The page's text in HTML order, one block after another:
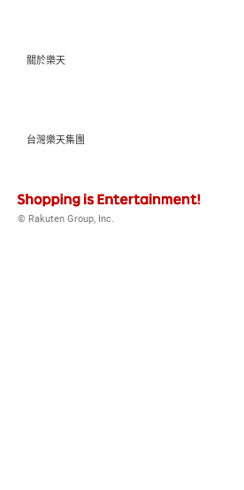
關於樂天
台灣樂天集團
© Rakuten Group, Inc.